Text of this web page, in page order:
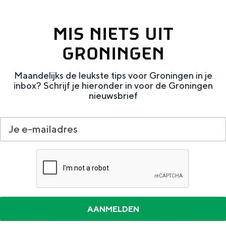
a
MIS NIETS UIT
GRONINGEN
Maandelijks de leukste tips voor Groningen in je
inbox? Schrijf je hieronder in voor de Groningen
nieuwsbrief